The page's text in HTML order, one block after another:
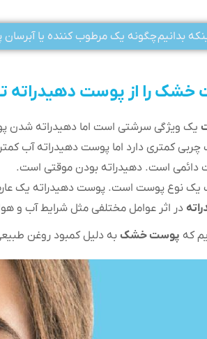
بدانیم چگونه یک مرطوب کننده یا
خشک را از پوست
یک ویژگی سرشتی است اما دهیدراته شدن
کمتری دارد اما پوست دهیدراته آب
است. دهیدراته بودن موقتی است.
نوع پوست است. پوست دهیدراته یک
در اثر عوامل مختلفی مثل شرایط آب و
که پوست خشک به دلیل کمبود روغن